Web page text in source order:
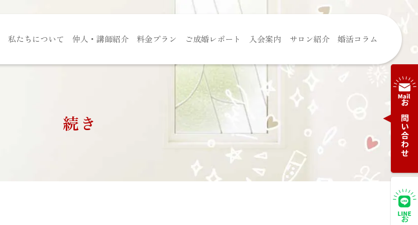
私たちについて 仲人・講師紹介 料金プラン ご成婚レポート 入会案内 サロン紹介 婚活コラム
続き お問い合わせ